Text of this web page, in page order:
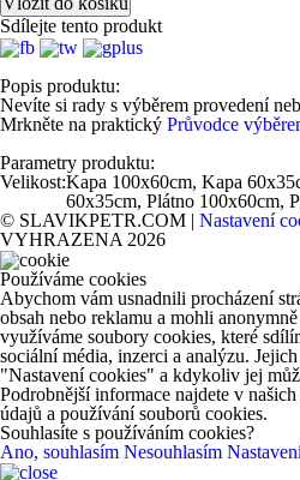
Sdílejte tento produkt
Popis produktu:
Nevíte si rady s výběrem provedení
Mrkněte na praktický Průvodce
Parametry produktu:
Velikost:Kapa 100x60cm, Kapa
60x35cm, Plátno 100x60cm,
© SLAVIKPETR.COM | Nastavení
VYHRAZENA 2026
Používáme cookies
Abychom vám usnadnili procházení
obsah nebo reklamu a mohli
využíváme soubory cookies, které
sociální média, inzerci a analýzu.
"Nastavení cookies" a kdykoliv jej
Podrobnější informace najdete v
údajů a používání souborů cookies.
Souhlasíte s používáním cookies?
Ano, souhlasím Nesouhlasím